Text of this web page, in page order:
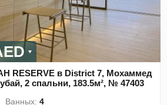
RESERVE в District 7, Мохаммед
2 спальни, 183.5м², № 47403
Ванных:4